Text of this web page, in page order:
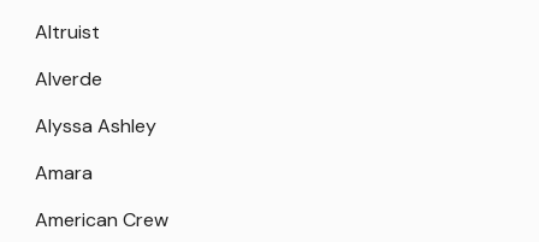
Altruist
Alverde
Alyssa Ashley
Amara
American Crew